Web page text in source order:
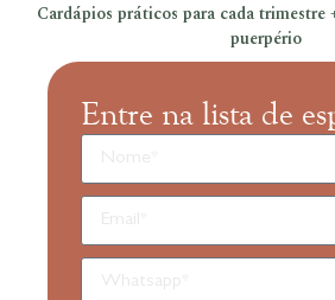
Cardápios práticos para cada trimestre
puerpério
Entre na lista de